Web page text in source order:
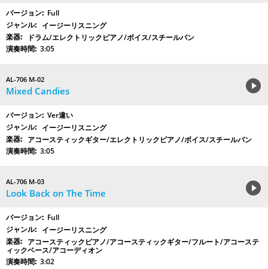
Full
イージーリスニング
ドラム/エレクトリックピアノ/ボイス/スチールパン
3:05
AL-706 M-02
Mixed Candies
Ver違い
イージーリスニング
アコースティックギター/エレクトリックピアノ/ボイス/スチールパン
3:05
AL-706 M-03
Look Back on The Time
Full
イージーリスニング
アコースティックピアノ/アコースティックギター/フルート/アコーステ
ィックベース/アコーディオン
3:02